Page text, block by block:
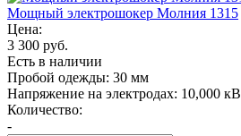
Мощный электрошокер Молния 1315
Цена:
3 300 руб.
Есть в наличии
Пробой одежды: 30 мм
Напряжение на электродах: 10,000 кВ
Количество:
-